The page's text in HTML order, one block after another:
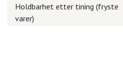
Holdbarhet etter tining (fryste
varer)